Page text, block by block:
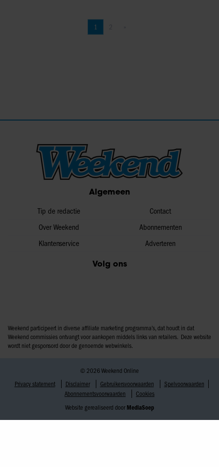
Pagina
1
Algemeen
Tip de redactie
Over Weekend
Klantenservice
Contact
Abonnementen
Adverteren
Volg ons
Weekend participeert in diverse affiliate marketing programma’s, dat houdt in dat
Weekend commissies ontvangt voor aankopen middels links van retailers. Deze website
wordt niet gesponsord door de genoemde webwinkels.
© 2026 Weekend Online
Privacy statement
Disclaimer Gebruikersvoorwaarden
Spelvoorwaarden
Abonnementsvoorwaarden
Cookies
Website gerealiseerd door MediaSoep